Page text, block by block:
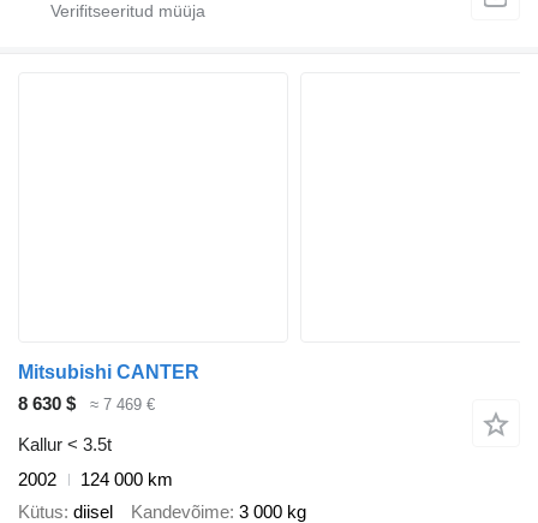
Mitsubishi CANTER
8 630 $
≈ 7 469 €
Kallur < 3.5t
2002
124 000 km
Kütus diisel Kandevõime 3 000 kg